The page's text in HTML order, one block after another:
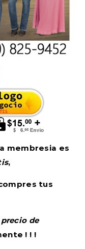
membresia es
,
tus
precio de
! ! !